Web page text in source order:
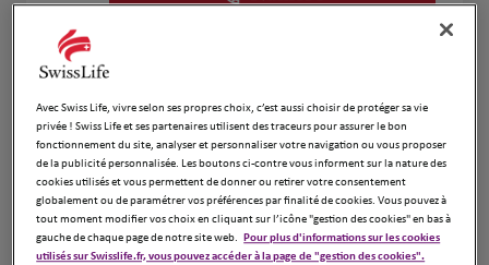
4
4.69 km
Fd Assurance Finance
Grande Arche Paroi NORD
92044 PARIS LA DEFENSE
Fermé aujourd'hui
Numéro
Avec Swiss Life, vivre selon ses propres choix, c’est aussi choisir de protéger sa vie
privée ! Swiss Life et ses partenaires utilisent des traceurs pour assurer le bon
fonctionnement du site, analyser et personnaliser votre navigation ou vous proposer
de la publicité personnalisée. Les boutons ci-contre vous informent sur la nature des
cookies utilisés et vous permettent de donner ou retirer votre consentement
globalement ou de paramétrer vos préférences par finalité de cookies. Vous pouvez à
tout moment modifier vos choix en cliquant sur l’icône "gestion des cookies" en bas à
gauche de chaque page de notre site web.
Pour plus d'informations sur les cookies
utilisés sur Swisslife.fr, vous pouvez accéder à la page de "gestion des cookies".